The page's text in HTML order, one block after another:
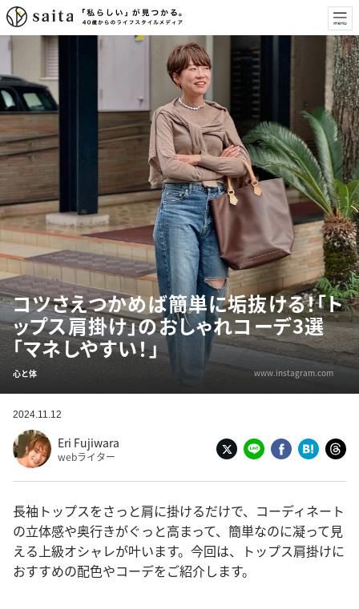
コツさえつかめば簡単に垢抜ける！「ト
ップス肩掛け」のおしゃれコーデ3選
「マネしやすい！」
心と体 www.instagram.com
2024.11.12
Eri Fujiwara
webライター
長袖トップスをさっと肩に掛けるだけで、コーディネート
の立体感や奥行きがぐっと高まって、簡単なのに凝って見
える上級オシャレが叶います。今回は、トップス肩掛けに
おすすめの配色やコーデをご紹介します。